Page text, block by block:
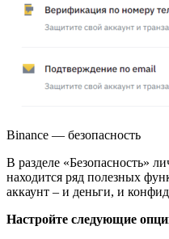
Binance — безопасность
В разделе «Безопасность»
находится ряд полезных
аккаунт – и деньги, и
Настройте следующие